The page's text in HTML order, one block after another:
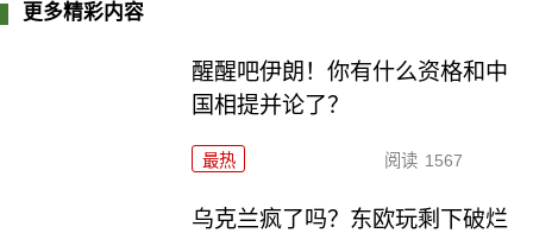
更多精彩内容
醒醒吧伊朗！你有什么资格和中
国相提并论了？
最热 阅读 1567
乌克兰疯了吗？东欧玩剩下破烂